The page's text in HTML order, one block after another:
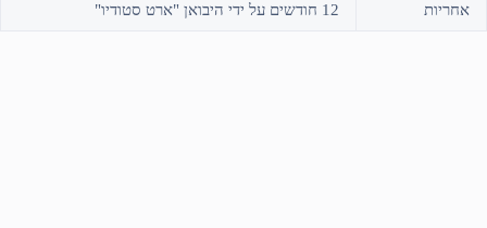
אחריות 12 חודשים על ידי היבואן "ארט סטודיו"